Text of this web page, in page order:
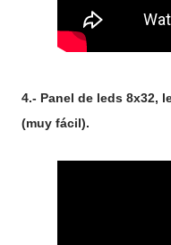
4.- Panel de leds 8x32,
(muy fácil).